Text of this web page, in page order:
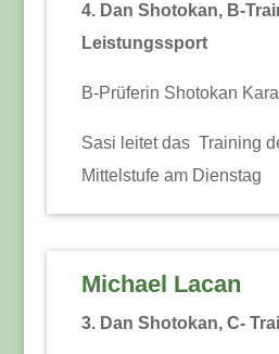
4. Dan Shotokan, B-
Leistungssport
B-Prüferin Shotokan
Sasi leitet das Training
Mittelstufe am Dienstag
Michael Lacan
3. Dan Shotokan, C-